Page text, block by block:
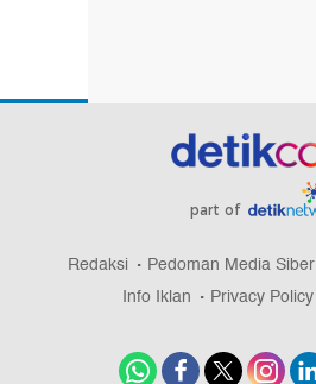
part of
Redaksi Pedoman Media Siber
Info Iklan
Privacy Policy